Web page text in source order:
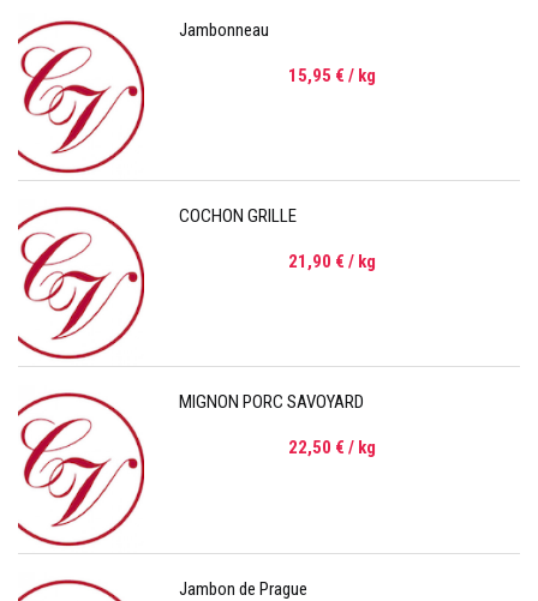
Jambonneau
15,95 € / kg
COCHON GRILLE
21,90 € / kg
MIGNON PORC SAVOYARD
22,50 € / kg
Jambon de Prague